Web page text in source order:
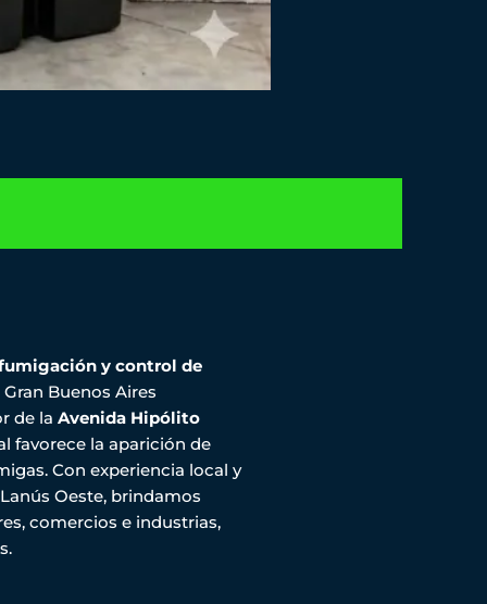
y control de
Buenos Aires
de la Avenida Hipólito
favorece la aparición de
Con experiencia local y
Oeste, brindamos
comercios e industrias,